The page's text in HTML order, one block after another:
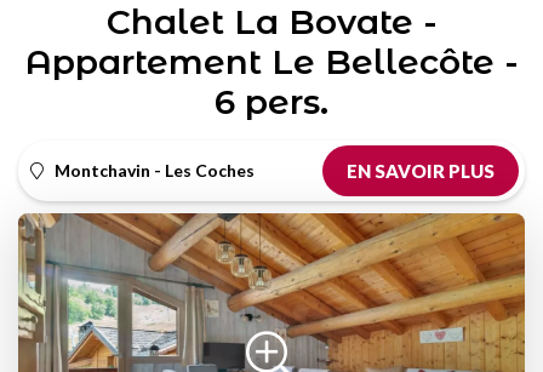
Chalet La Bovate -
Appartement Le Bellecôte -
6 pers.
Montchavin - Les Coches EN SAVOIR PLUS